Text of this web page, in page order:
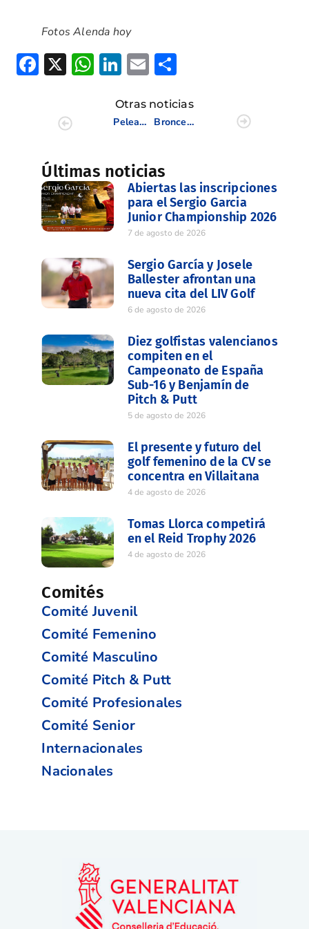
Fotos Alenda hoy
Facebook
X WhatsApp
LinkedIn
Email
Otras noticias
Peleamos por el bronce en el Inter Absoluto Femenino
Bronce en el Inter Absoluto Femenino
Últimas noticias
Abiertas las inscripciones
para el Sergio Garcia
Junior Championship 2026
7 de agosto de 2026
Sergio García y Josele
Ballester afrontan una
nueva cita del LIV Golf
6 de agosto de 2026
Diez golfistas valencianos
compiten en el
Campeonato de España
Sub-16 y Benjamín de
Pitch & Putt
5 de agosto de 2026
El presente y futuro del
golf femenino de la CV se
concentra en Villaitana
4 de agosto de 2026
Tomas Llorca competirá
en el Reid Trophy 2026
4 de agosto de 2026
Comités
Comité Juvenil
Comité Femenino
Comité Masculino
Comité Pitch & Putt
Comité Profesionales
Comité Senior
Internacionales
Nacionales